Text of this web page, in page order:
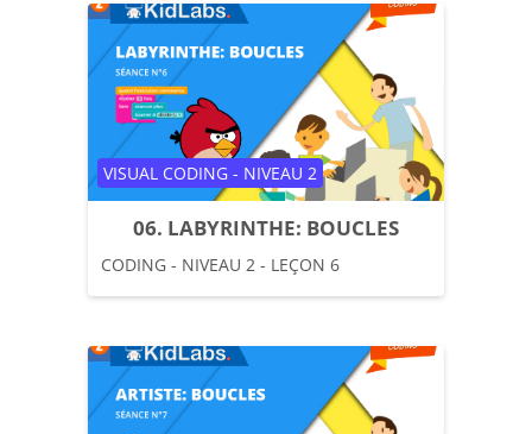
06. LABYRINTHE: BOUCLES
Catégorie de cours
VISUAL CODING - NIVEAU 2
CODING - NIVEAU 2 - LEÇON 6